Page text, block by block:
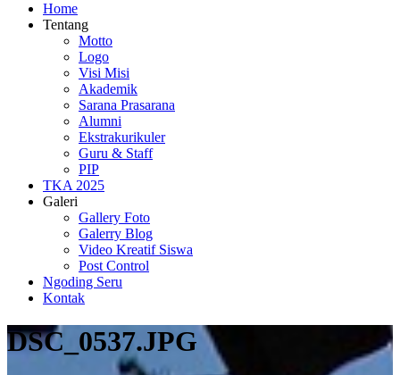
Home
Tentang
Motto
Logo
Visi Misi
Akademik
Sarana Prasarana
Alumni
Ekstrakurikuler
Guru & Staff
PIP
TKA 2025
Galeri
Gallery Foto
Galerry Blog
Video Kreatif Siswa
Post Control
Ngoding Seru
Kontak
DSC_0537.JPG